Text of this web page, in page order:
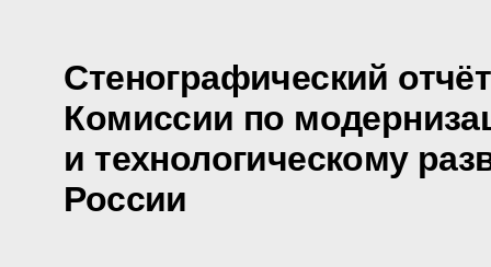
Стенографический
Комиссии по
и технологическому
России